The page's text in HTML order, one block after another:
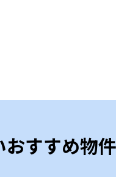
すすめ物件